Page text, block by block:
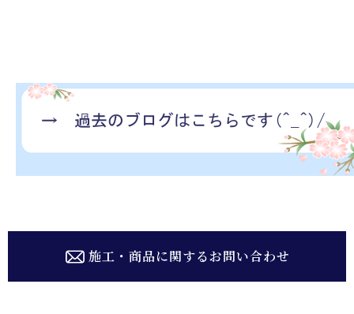
施工・商品に関するお問い合わせ